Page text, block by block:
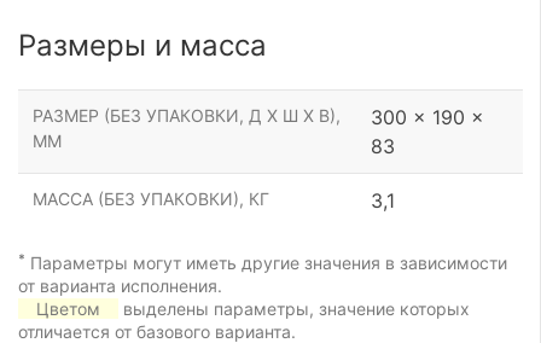
Размеры и масса
РАЗМЕР (БЕЗ УПАКОВКИ, Д Х Ш Х В),
ММ
300 x 190 x
83
МАССА (БЕЗ УПАКОВКИ), КГ 3,1
* Параметры могут иметь другие значения в зависимости
от варианта исполнения.
Цветом
выделены параметры, значение которых
отличается от базового варианта.